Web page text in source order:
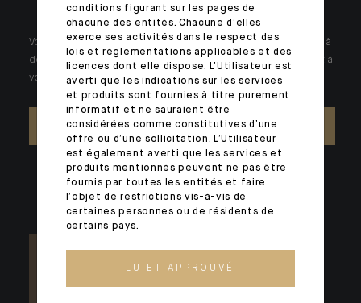
Votre patrimoine est unique et requiert des réponses spécifiques à
des problématiques singulières. Jour après jour, nos experts sont à
votre écoute.
NOUS CONTACTER
conditions figurant sur les pages de
chacune des entités. Chacune d’elles
exerce ses activités dans le respect des
lois et réglementations applicables et des
licences dont elle dispose. L’Utilisateur est
averti que les indications sur les services
et produits sont fournies à titre purement
informatif et ne sauraient être
considérées comme constitutives d’une
offre ou d’une sollicitation. L’Utilisateur
est également averti que les services et
produits mentionnés peuvent ne pas être
fournis par toutes les entités et faire
l’objet de restrictions vis-à-vis de
certaines personnes ou de résidents de
certains pays.
LU ET APPROUVÉ